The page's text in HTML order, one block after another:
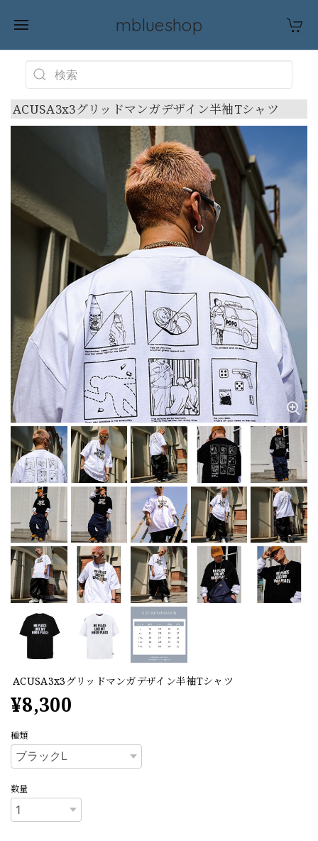
mblueshop
ACUSA3x3グリッドマンガデザイン半袖Tシャツ
ACUSA3x3グリッドマンガデザイン半袖Tシャツ
¥8,300
種類
数量